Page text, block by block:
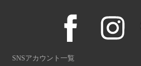
SNSアカウント一覧